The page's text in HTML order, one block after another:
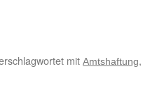
mit Amtshaftung